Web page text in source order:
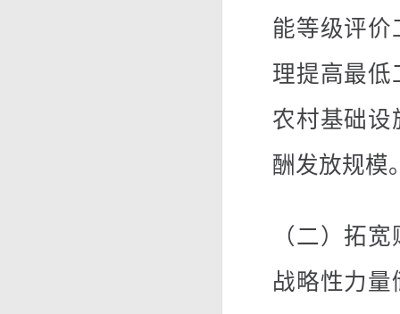
能等级评价
理提高最低
农村基础设
酬发放规模
（二）拓
战略性力